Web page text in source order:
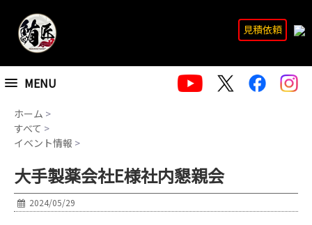
MENU
見積依頼
ホーム >
すべて >
イベント情報 >
大手製薬会社E様社内懇親会
2024/05/29